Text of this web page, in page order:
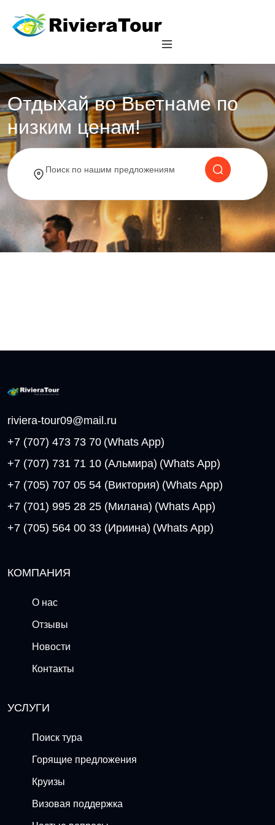
Отдыхай во Вьетнаме по
низким ценам!
riviera-tour09@mail.ru
+7 (707) 473 73 70 (Whats App)
+7 (707) 731 71 10 (Альмира) (Whats App)
+7 (705) 707 05 54 (Виктория) (Whats App)
+7 (701) 995 28 25 (Милана) (Whats App)
+7 (705) 564 00 33 (Ириина) (Whats App)
КОМПАНИЯ
О нас
Отзывы
Новости
Контакты
УСЛУГИ
Поиск тура
Горящие предложения
Круизы
Визовая поддержка